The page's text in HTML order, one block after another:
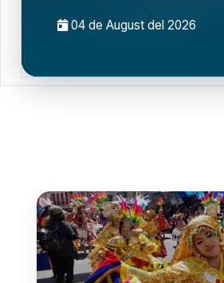
04 de August del 2026